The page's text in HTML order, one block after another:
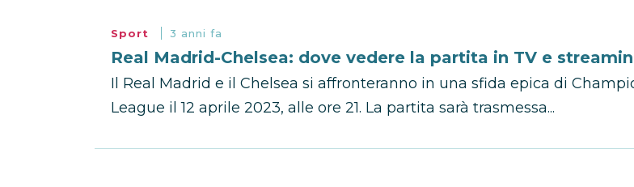
Sport 3 anni fa
Real Madrid-Chelsea: dove vedere la partita in TV e
Il Real Madrid e il Chelsea si affronteranno in una sfida epica di
League il 12 aprile 2023, alle ore 21. La partita sarà trasmessa...